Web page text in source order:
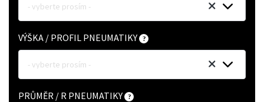
- vyberte prosím -
VÝŠKA / PROFIL PNEUMATIKY
- vyberte prosím -
PRŮMĚR / R PNEUMATIKY